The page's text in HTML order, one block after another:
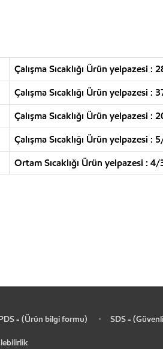
Çalışma Sıcaklığı Ürün yelpazesi
Çalışma Sıcaklığı Ürün yelpazesi
Çalışma Sıcaklığı Ürün yelpazesi
Çalışma Sıcaklığı Ürün yelpazesi
Ortam Sıcaklığı Ürün yelpazesi :
- (Ürün bilgi formu) • SDS -